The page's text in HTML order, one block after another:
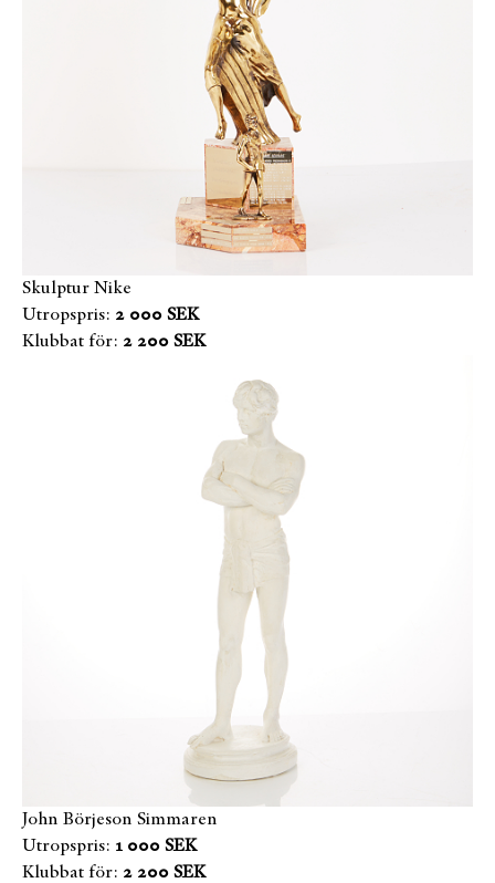
Skulptur Nike
Utropspris: 2 000 SEK
Klubbat för: 2 200 SEK
John Börjeson Simmaren
Utropspris: 1 000 SEK
Klubbat för: 2 200 SEK